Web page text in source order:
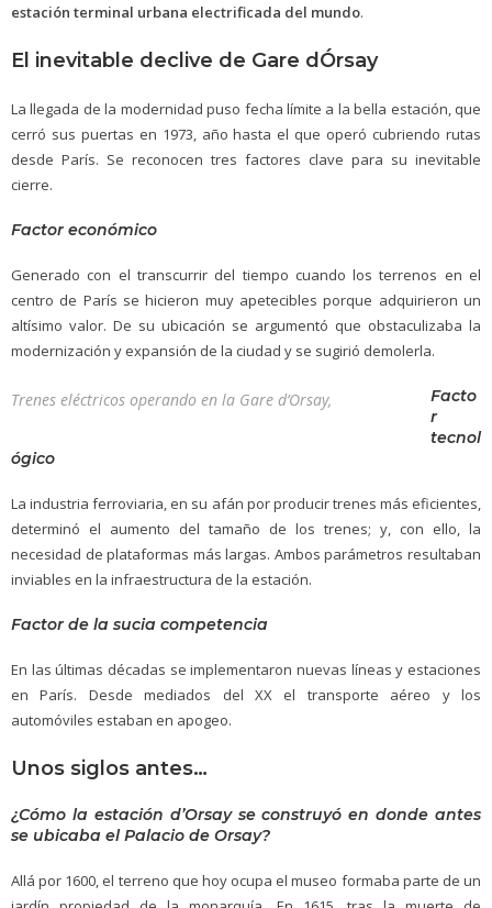
estación terminal urbana electrificada del mundo.
El inevitable declive de Gare dÓrsay
La llegada de la modernidad puso fecha límite a la bella estación, que
cerró sus puertas en 1973, año hasta el que operó cubriendo rutas
desde París. Se reconocen tres factores clave para su inevitable
cierre.
Factor económico
Generado con el transcurrir del tiempo cuando los terrenos en el
centro de París se hicieron muy apetecibles porque adquirieron un
altísimo valor. De su ubicación se argumentó que obstaculizaba la
modernización y expansión de la ciudad y se sugirió demolerla.
Trenes eléctricos operando en la Gare d’Orsay,
Facto
r
tecnol
ógico
La industria ferroviaria, en su afán por producir trenes más eficientes,
determinó el aumento del tamaño de los trenes; y, con ello, la
necesidad de plataformas más largas. Ambos parámetros resultaban
inviables en la infraestructura de la estación.
Factor de la sucia competencia
En las últimas décadas se implementaron nuevas líneas y estaciones
en París. Desde mediados del XX el transporte aéreo y los
automóviles estaban en apogeo.
Unos siglos antes…
¿Cómo la estación d’Orsay se construyó en donde antes
se ubicaba el Palacio de Orsay?
Allá por 1600, el terreno que hoy ocupa el museo formaba parte de un